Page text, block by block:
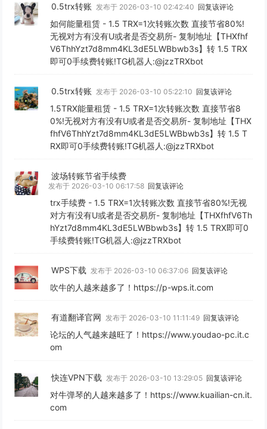
0.5trx转账 发布于 2026-03-10 02:42:40 回复该评论
如何能量租赁 - 1.5 TRX=1次转账次数 直接节省80%!
无视对方有没有U或者是否交易所- 复制地址【THXfhf
V6ThhYzt7d8mm4KL3dE5LWBbwb3s】转 1.5 TRX
即可0手续费转账!TG机器人:@jzzTRXbot
0.5trx转账 发布于 2026-03-10 05:22:10 回复该评论
1.5TRX能量租赁 - 1.5 TRX=1次转账次数 直接节省8
0%!无视对方有没有U或者是否交易所- 复制地址【THX
fhfV6ThhYzt7d8mm4KL3dE5LWBbwb3s】转 1.5 T
RX即可0手续费转账!TG机器人:@jzzTRXbot
波场转账节省手续费
发布于 2026-03-10 06:17:58 回复该评论
trx手续费 - 1.5 TRX=1次转账次数 直接节省80%!无视
对方有没有U或者是否交易所- 复制地址【THXfhfV6Th
hYzt7d8mm4KL3dE5LWBbwb3s】转 1.5 TRX即可0
手续费转账!TG机器人:@jzzTRXbot
WPS下载 发布于 2026-03-10 06:37:06 回复该评论
吹牛的人越来越多了！https://p-wps.it.com
有道翻译官网 发布于 2026-03-10 11:11:49 回复该评论
论坛的人气越来越旺了！https://www.youdao-pc.it.c
om
快连VPN下载 发布于 2026-03-10 13:29:05 回复该评论
对牛弹琴的人越来越多了！https://www.kuailian-cn.it.
com